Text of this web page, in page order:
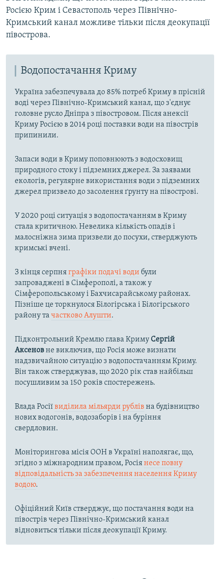
Росією Крим і Севастополь через Північно-
Кримський канал можливе тільки після деокупації
півострова.
Водопостачання Криму
Україна забезпечувала до 85% потреб Криму в прісній
воді через Північно-Кримський канал, що з'єднує
головне русло Дніпра з півостровом. Після анексії
Криму Росією в 2014 році поставки води на півострів
припинили.
Запаси води в Криму поповнюють з водосховищ
природного стоку і підземних джерел. За заявами
екологів, регулярне використання води з підземних
джерел призвело до засолення ґрунту на півострові.
У 2020 році ситуація з водопостачанням в Криму
стала критичною. Невелика кількість опадів і
малосніжна зима призвели до посухи, стверджують
кримські вчені.
З кінця серпняграфіки подачі води були
запроваджені в Сімферополі, а також у
Сімферопольському і Бахчисарайському районах.
Пізніше це торкнулося Білогірська і Білогірського
району та частково Алушти.
Підконтрольний Кремлю глава КримуСергій
Аксеновне виключив, що Росія може визнати
надзвичайною ситуацію з водопостачанням Криму.
Він також стверджував, що 2020 рік став найбільш
посушливим за 150 років спостережень.
Влада Росіївиділила мільярди рублів на будівництво
нових водогонів, водозаборів і на буріння
свердловин.
Моніторингова місія ООН в Україні наполягає, що,
згідно з міжнародним правом, Росіянесе повну
відповідальність за забезпечення населення Криму
водою.
Офіційний Київ стверджує, що постачання води на
півострів через Північно-Кримський канал
відновиться тільки після деокупації Криму.